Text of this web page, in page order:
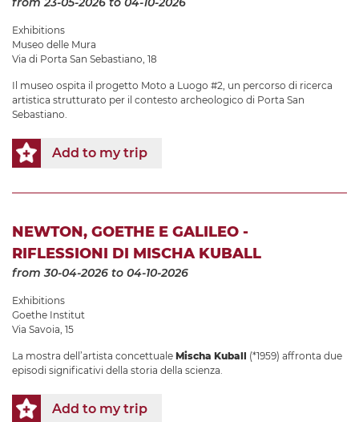
Exhibitions
Museo delle Mura
Via di Porta San Sebastiano, 18
Il museo ospita il progetto Moto a Luogo #2, un percorso di ricerca
artistica strutturato per il contesto archeologico di Porta San
Sebastiano.
Add to my trip
NEWTON, GOETHE E GALILEO -
RIFLESSIONI DI MISCHA KUBALL
from 30-04-2026 to 04-10-2026
Exhibitions
Goethe Institut
Via Savoia, 15
La mostra dell’artista concettuale Mischa Kuball (*1959) affronta due
episodi significativi della storia della scienza.
Add to my trip